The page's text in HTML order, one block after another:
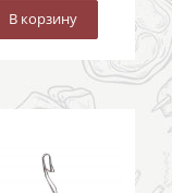
В корзину